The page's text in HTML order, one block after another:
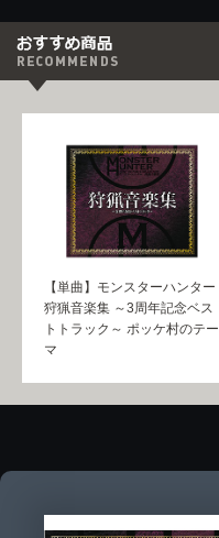
【単曲】モンスターハンター
狩猟音楽集 ～3周年記念ベス
トトラック～ ポッケ村のテー
マ